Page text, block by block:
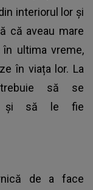
interiorul lor și
că aveau mare
ultima vreme,
în viața lor. La
să se
și să le fie
de a face